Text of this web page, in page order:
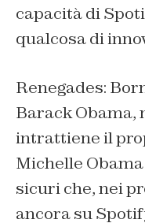
capacità di
qualcosa di
Renegades:
Barack Obama,
intrattiene il
Michelle Obama
sicuri che, nei
ancora su